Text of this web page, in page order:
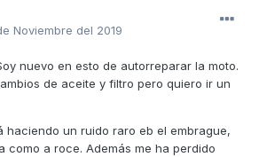
Noviembre del 2019
nuevo en esto de autorreparar la moto.
de aceite y filtro pero quiero ir un
haciendo un ruido raro eb el embrague,
como a roce. Además me ha perdido